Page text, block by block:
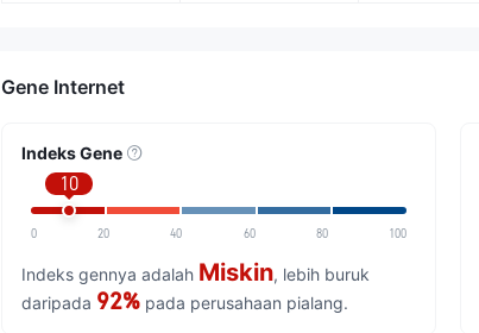
Gene Internet
Indeks Gene
10
0 20 40 60 80 100
Indeks gennya adalah Miskin, lebih buruk
daripada 92% pada perusahaan pialang.